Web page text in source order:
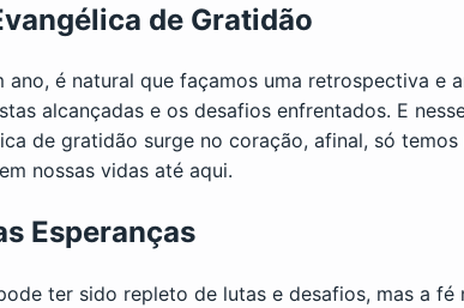
de Gratidão
ano, é natural que façamos uma retrospectiva e
alcançadas e os desafios enfrentados. E
de gratidão surge no coração, afinal, só
nossas vidas até aqui.
Esperanças
ter sido repleto de lutas e desafios, mas a